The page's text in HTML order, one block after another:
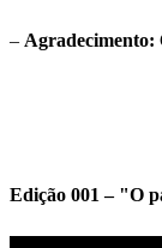
– Agradecimento:
Edição 001 – "O